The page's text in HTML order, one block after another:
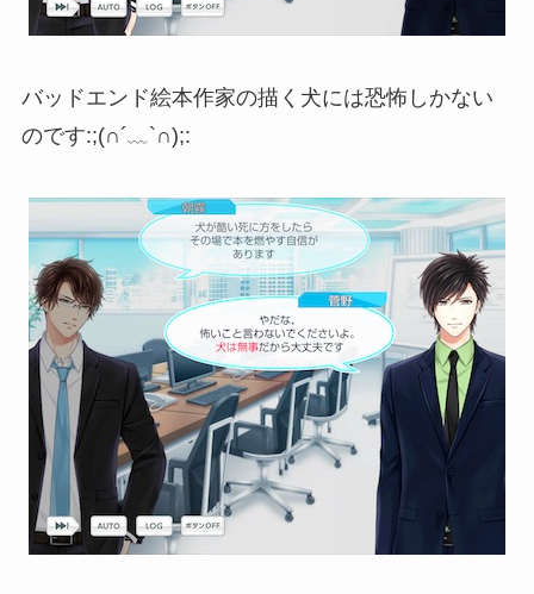
バッドエンド絵本作家の描く犬には恐怖しかない
のです:;(∩´﹏`∩);: